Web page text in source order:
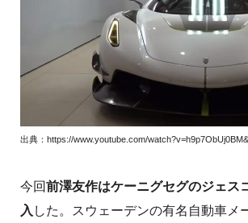
出典：https://www.youtube.com/
今回前澤友作はケーニグセグのジェス
入 した。スウェーデンの有名自動車メ